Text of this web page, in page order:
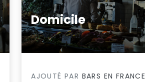
Domicile
0/5
AJOUTÉ PAR BARS EN FRANCE